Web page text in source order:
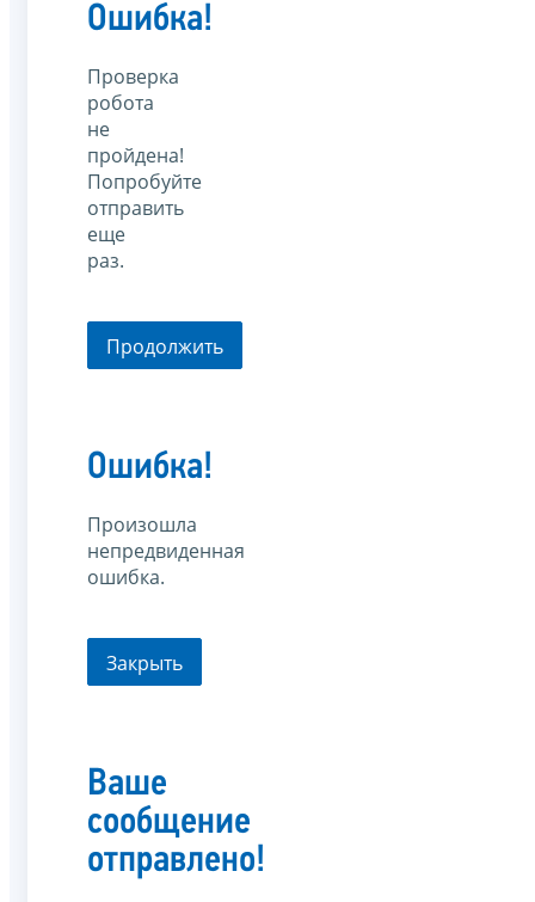
Ошибка!
Проверка
робота
не
пройдена!
Попробуйте
отправить
еще
раз.
Продолжить
Ошибка!
Произошла
непредвиденная
ошибка.
Закрыть
Ваше
сообщение
отправлено!